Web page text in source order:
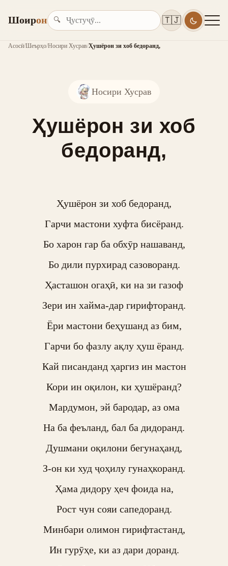
Шоирон 🔍 🇹🇯
Асосӣ/Шеърҳо/Носири Хусрав/Ҳушёрон зи хоб бедоранд,
Носири Хусрав
Ҳушёрон зи хоб
бедоранд,
Ҳушёрон зи хоб бедоранд,
Гарчи мастони хуфта бисёранд.
Бо харон гар ба обхӯр нашаванд,
Бо дили пурхирад сазоворанд.
Ҳасташон огаҳӣ, ки на зи газоф
Зери ин хайма-дар гирифторанд.
Ёри мастони беҳушанд аз бим,
Гарчи бо фазлу ақлу ҳуш ёранд.
Кай писанданд ҳаргиз ин мастон
Кори ин оқилон, ки ҳушёранд?
Мардумон, эй бародар, аз ома
На ба феъланд, бал ба дидоранд.
Душмани оқилони бегунаҳанд,
З-он ки худ ҷоҳилу гунаҳкоранд.
Ҳама дидору ҳеч фоида на,
Рост чун сояи сапедоранд.
Минбари олимон гирифтастанд,
Ин гурӯҳе, ки аз дари доранд.